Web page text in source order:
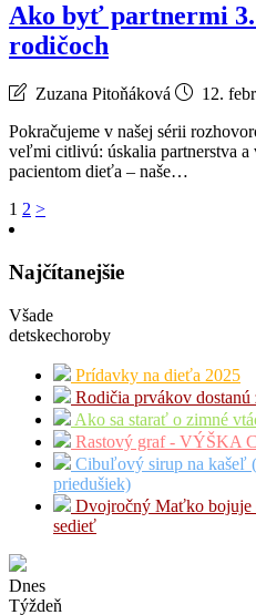
Ako byť partnermi 3.
rodičoch
Zuzana Pitoňáková 12.
Pokračujeme v našej sérii
veľmi citlivú: úskalia partnerstva a
pacientom dieťa – naše…
Stránkovanie
1 2 >
Najčítanejšie
Všade
detskechoroby
Prídavky na dieťa 2025
Rodičia prvákov
Ako sa starať o zimné
Rastový graf - VÝŠKA
Cibuľový sirup na kašeľ
priedušiek)
Dvojročný Maťko bojuje
sedieť
Dnes
Týždeň